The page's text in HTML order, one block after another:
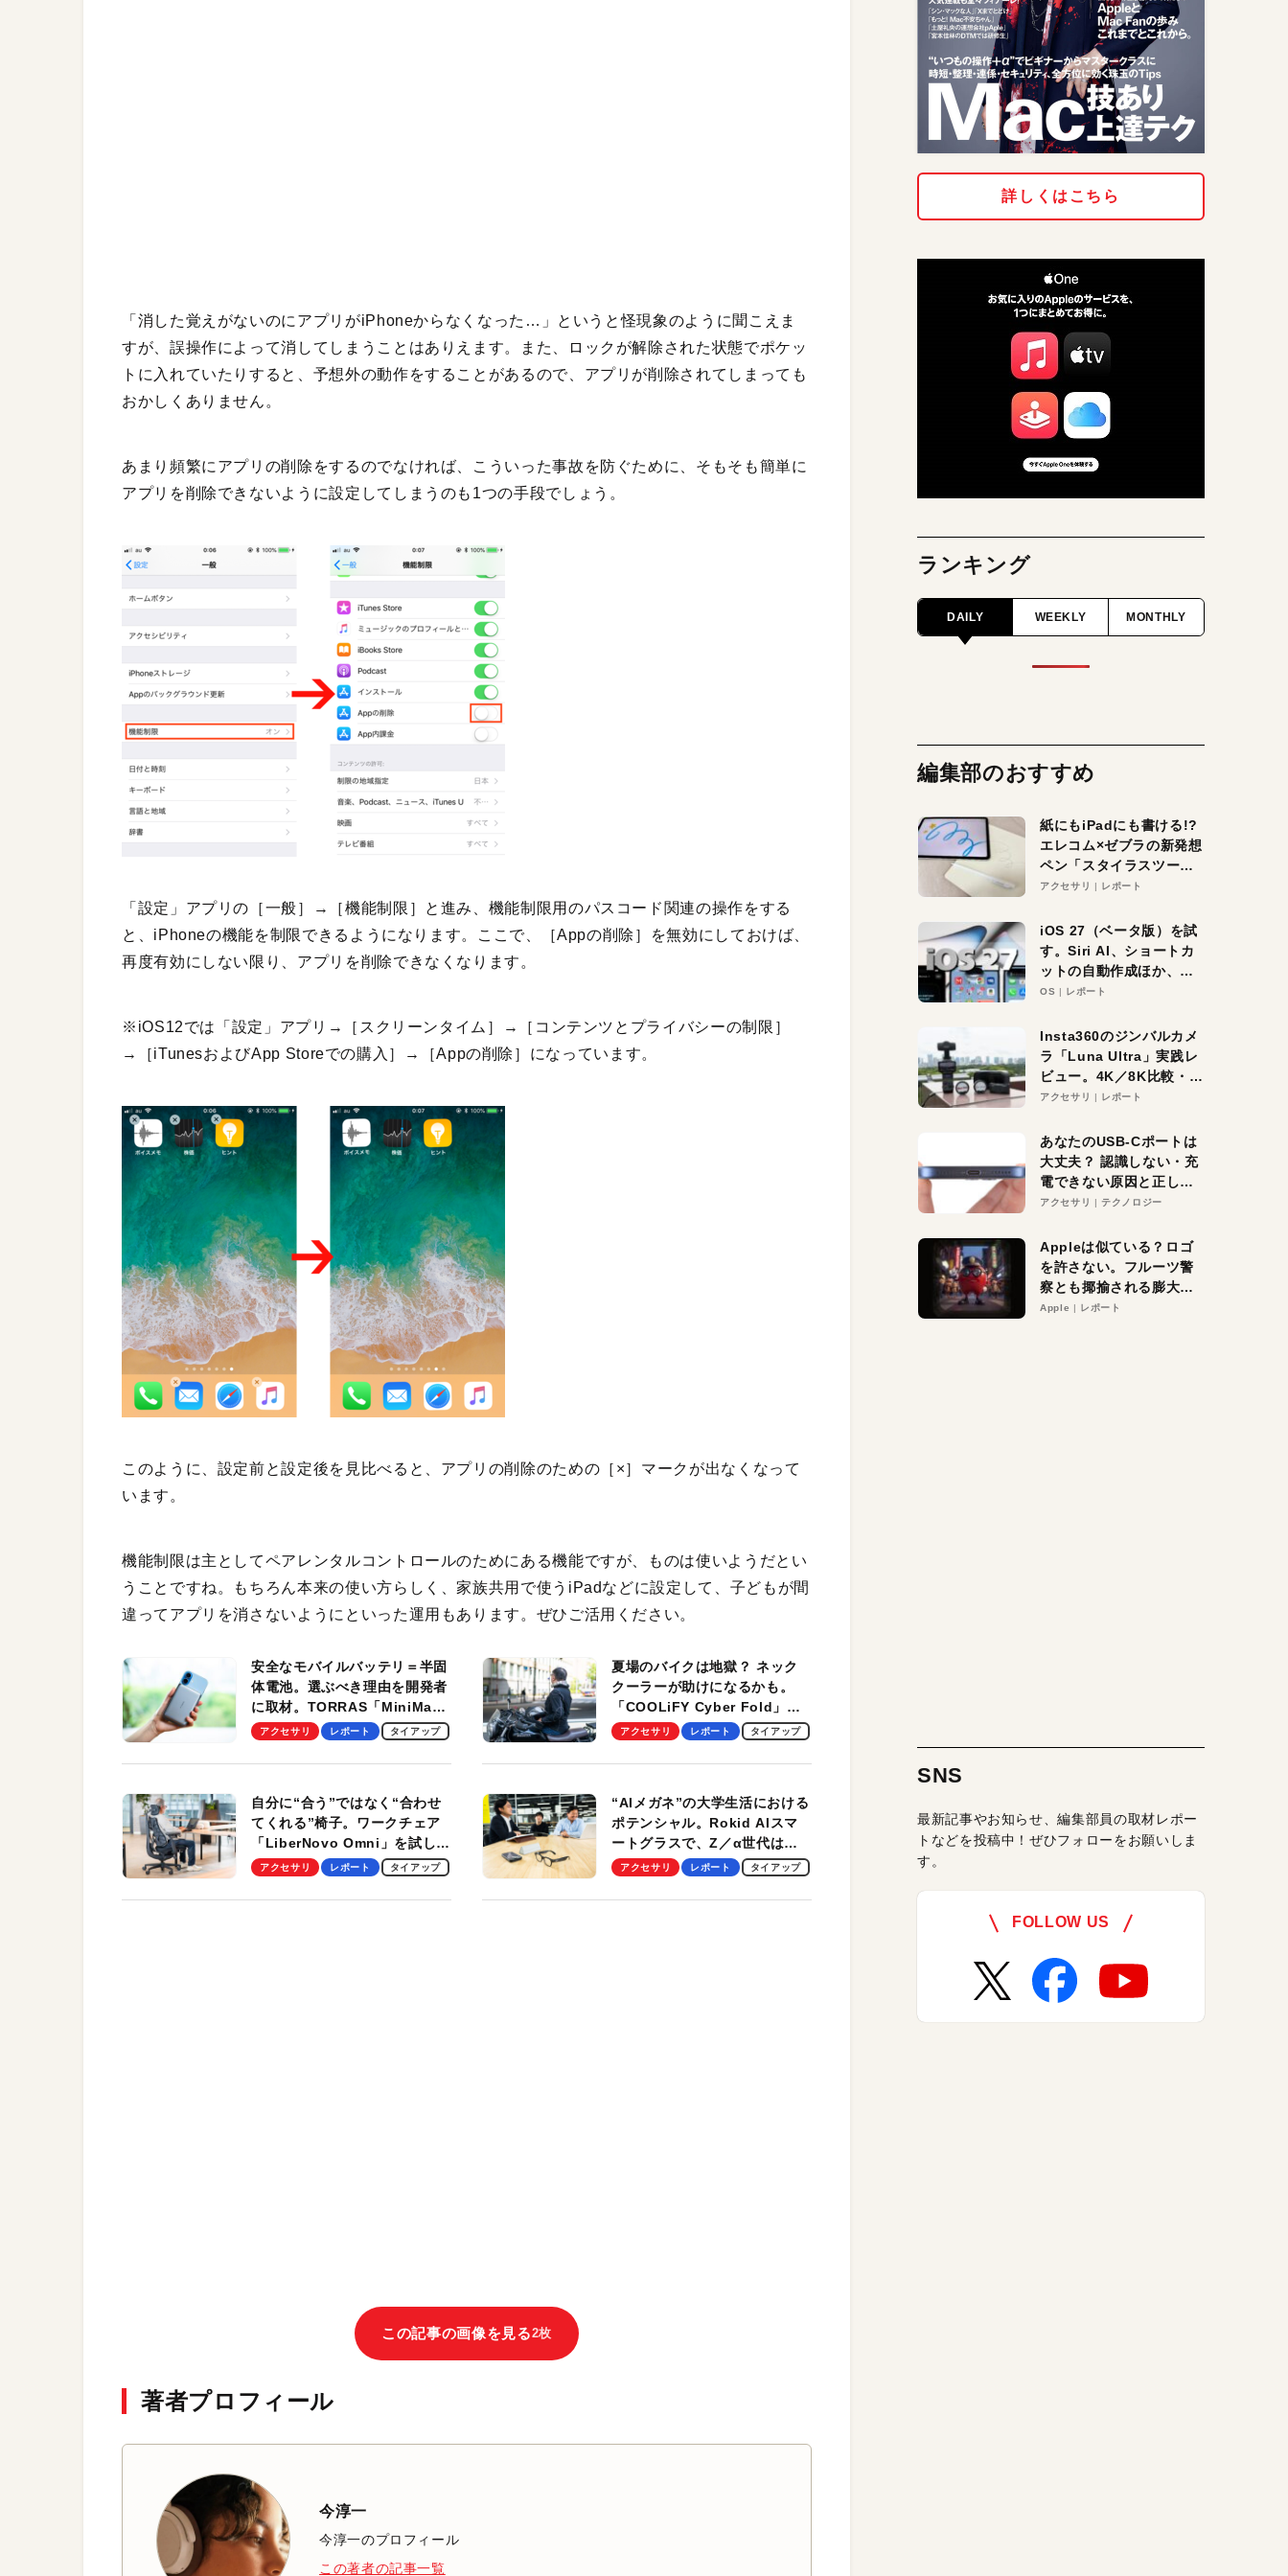
「消した覚えがないのにアプリがiPhoneからなくなった…」というと怪現象のように聞こえま
すが、誤操作によって消してしまうことはありえます。また、ロックが解除された状態でポケッ
トに入れていたりすると、予想外の動作をすることがあるので、アプリが削除されてしまっても
おかしくありません。
あまり頻繁にアプリの削除をするのでなければ、こういった事故を防ぐために、そもそも簡単に
アプリを削除できないように設定してしまうのも1つの手段でしょう。
「設定」アプリの［一般］→［機能制限］と進み、機能制限用のパスコード関連の操作をする
と、iPhoneの機能を制限できるようになります。ここで、［Appの削除］を無効にしておけば、
再度有効にしない限り、アプリを削除できなくなります。
※iOS12では「設定」アプリ→［スクリーンタイム］→［コンテンツとプライバシーの制限］
→［iTunesおよびApp Storeでの購入］→［Appの削除］になっています。
このように、設定前と設定後を見比べると、アプリの削除のための［×］マークが出なくなって
います。
機能制限は主としてペアレンタルコントロールのためにある機能ですが、ものは使いようだとい
うことですね。もちろん本来の使い方らしく、家族共用で使うiPadなどに設定して、子どもが間
違ってアプリを消さないようにといった運用もあります。ぜひご活用ください。
安全なモバイルバッテリ＝半固
体電池。選ぶべき理由を開発者
に取材。TORRAS「MiniMag
Pro」の実機レビューも
アクセサリ レポート タイアップ
夏場のバイクは地獄？ ネック
クーラーが助けになるかも。
「COOLiFY Cyber Fold」レ
ビュー。冷却の速さ、密着する
性がグッド！
アクセサリ レポート タイアップ
自分に“合う”ではなく“合わせ
てくれる”椅子。ワークチェア
「LiberNovo Omni」を試して
わかったその魅力。まさかのス
アクセサリ レポート タイアップ
“AIメガネ”の大学生活における
ポテンシャル。Rokid AIスマ
ートグラスで、Z／α世代は何
を見る？ 現役学生起業家、そ
【PR】
アクセサリ レポート タイアップ
この記事の画像を見る2枚
著者プロフィール
今淳一
今淳一のプロフィール
この著者の記事一覧
詳しくはこちら
ランキング
DAILY WEEKLY MONTHLY
編集部のおすすめ
紙にもiPadにも書ける!?
エレコム×ゼブラの新発想
ペン「スタイラスツーウ
ェイ」レビュー。持ち替
アクセサリ レポート
iOS 27（ベータ版）を試
す。Siri AI、ショートカ
ットの自動作成ほか、期
待大の便利機能5選。
る未来はすぐそこ！
OS レポート
Insta360のジンバルカメ
ラ「Luna Ultra」実践レ
ビュー。4K／8K比較・ズ
ーム・夜間撮影をチェッ
アクセサリ レポート
あなたのUSB-Cポートは
大丈夫？ 認識しない・充
電できない原因と正しい
対策
アクセサリ テクノロジー
Appleは似ている？ロゴ
を許さない。フルーツ警
察とも揶揄される膨大な
異議申し立て。対象は非
Apple レポート
SNS
最新記事やお知らせ、編集部員の取材レポー
トなどを投稿中！ぜひフォローをお願いしま
す。
FOLLOW US